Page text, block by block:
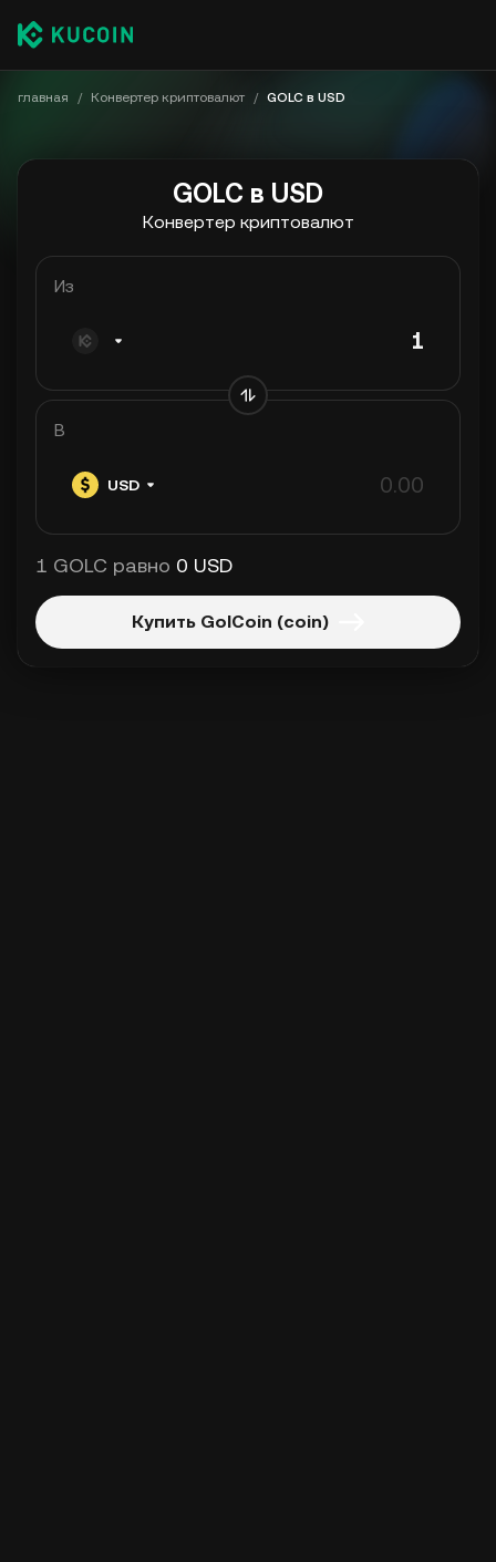
главная / Конвертер криптовалют / GOLC в USD
GOLC в USD
Конвертер криптовалют
Из
В
USD
1 GOLC равно 0 USD
Купить GolCoin (coin)